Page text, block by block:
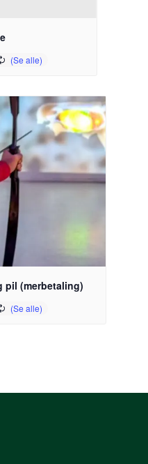
pil (merbetaling)